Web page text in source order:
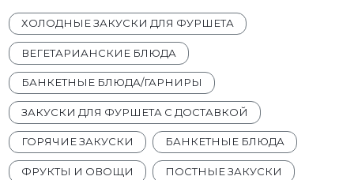
ХОЛОДНЫЕ ЗАКУСКИ ДЛЯ ФУРШЕТА
ВЕГЕТАРИАНСКИЕ БЛЮДА
БАНКЕТНЫЕ БЛЮДА/ГАРНИРЫ
ЗАКУСКИ ДЛЯ ФУРШЕТА С ДОСТАВКОЙ
ГОРЯЧИЕ ЗАКУСКИ БАНКЕТНЫЕ БЛЮДА
ФРУКТЫ И ОВОЩИ ПОСТНЫЕ ЗАКУСКИ